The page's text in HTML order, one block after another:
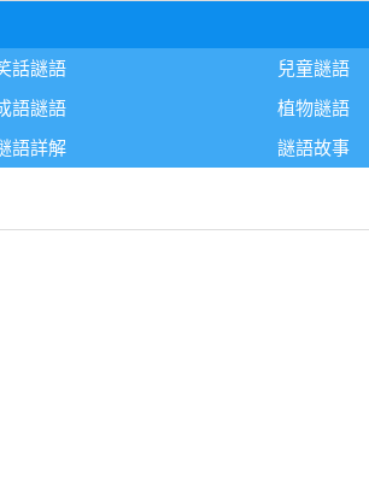
話謎語 兒童謎語
語謎語
植物謎語
語詳解
謎語故事